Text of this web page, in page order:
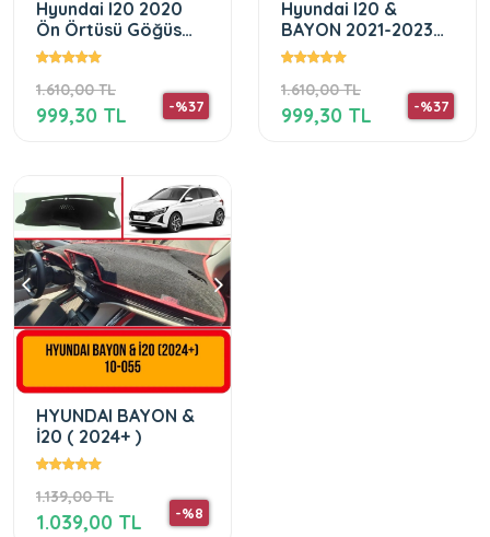
Hyundai I20 2020
Ön Örtüsü Göğüs
Panel Torpido
1.610,00 TL
-%37
999,30 TL
Hyundai I20 &
BAYON 2021-2023
Ön Torpido Koruma
Örtüsü
1.610,00 TL
-%37
999,30 TL
HYUNDAI BAYON &
İ20 ( 2024+ )
1.139,00 TL
-%8
1.039,00 TL